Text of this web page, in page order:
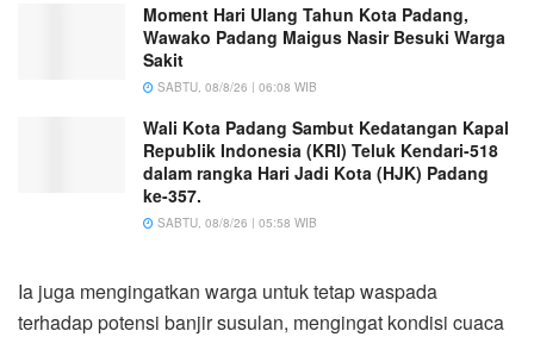
Moment Hari Ulang Tahun Kota Padang,
Wawako Padang Maigus Nasir Besuki Warga
Sakit
SABTU, 08/8/26 | 06:08 WIB
Wali Kota Padang Sambut Kedatangan Kapal
Republik Indonesia (KRI) Teluk Kendari-518
dalam rangka Hari Jadi Kota (HJK) Padang
ke-357.
SABTU, 08/8/26 | 05:58 WIB
Ia juga mengingatkan warga untuk tetap waspada
terhadap potensi banjir susulan, mengingat kondisi cuaca